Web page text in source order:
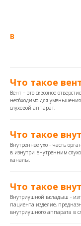
В
Что такое
Вент – это сквозное
необходимо для
слуховой аппарат.
Что такое
Внутреннее ухо - часть
в изнутри внутренним
каналы.
Что такое
Внутриушной вкладыш -
пациента изделие,
внутриушного аппарата в